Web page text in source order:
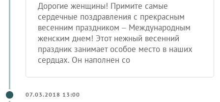
Дорогие женщины! Примите самые
сердечные поздравления с прекрасным
весенним праздником – Международным
женским днем! Этот нежный весенний
праздник занимает особое место в наших
сердцах. Он наполнен со
07.03.2018 13:00